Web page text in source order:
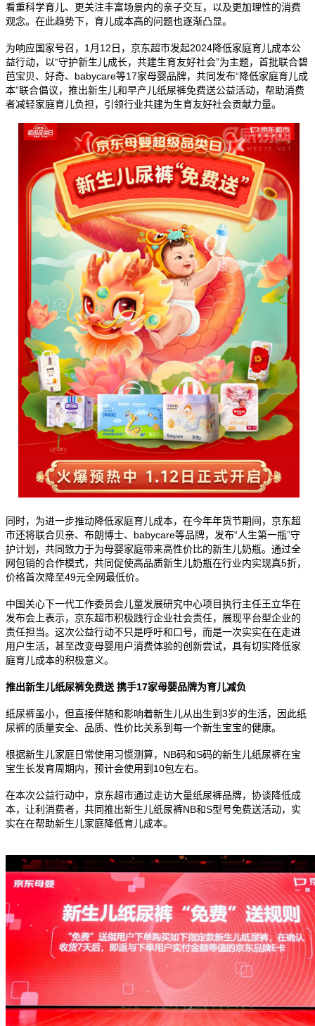
看重科学育儿、更关注丰富场景内的亲子交互，以及更加理性的消费
观念。在此趋势下，育儿成本高的问题也逐渐凸显。
为响应国家号召，1月12日，京东超市发起2024降低家庭育儿成本公
益行动，以“守护新生儿成长，共建生育友好社会”为主题，首批联合碧
芭宝贝、好奇、babycare等17家母婴品牌，共同发布“降低家庭育儿成
本”联合倡议，推出新生儿和早产儿纸尿裤免费送公益活动，帮助消费
者减轻家庭育儿负担，引领行业共建为生育友好社会贡献力量。
同时，为进一步推动降低家庭育儿成本，在今年年货节期间，京东超
市还将联合贝亲、布朗博士、babycare等品牌，发布“人生第一瓶”守
护计划，共同致力于为母婴家庭带来高性价比的新生儿奶瓶。通过全
网包销的合作模式，共同促使高品质新生儿奶瓶在行业内实现真5折，
价格首次降至49元全网最低价。
中国关心下一代工作委员会儿童发展研究中心项目执行主任王立华在
发布会上表示，京东超市积极践行企业社会责任，展现平台型企业的
责任担当。这次公益行动不只是呼吁和口号，而是一次实实在在走进
用户生活，甚至改变母婴用户消费体验的创新尝试，具有切实降低家
庭育儿成本的积极意义。
推出新生儿纸尿裤免费送 携手17家母婴品牌为育儿减负
纸尿裤虽小，但直接伴随和影响着新生儿从出生到3岁的生活，因此纸
尿裤的质量安全、品质、性价比关系到每一个新生宝宝的健康。
根据新生儿家庭日常使用习惯测算，NB码和S码的新生儿纸尿裤在宝
宝生长发育周期内，预计会使用到10包左右。
在本次公益行动中，京东超市通过走访大量纸尿裤品牌，协谈降低成
本，让利消费者，共同推出新生儿纸尿裤NB和S型号免费送活动，实
实在在帮助新生儿家庭降低育儿成本。